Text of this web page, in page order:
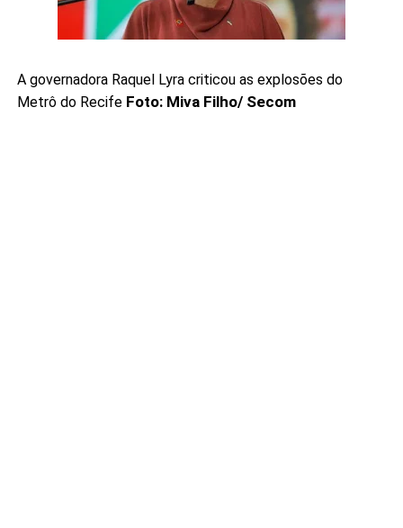
A governadora Raquel Lyra criticou as explosões do
Metrô do Recife Foto: Miva Filho/ Secom